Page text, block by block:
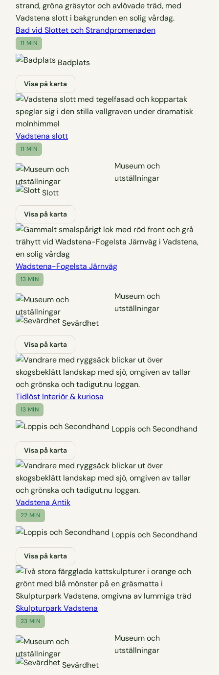
Bad vid Slottet och Strandpromenaden
11 MIN
Badplats
Visa på karta
Vadstena slott
11 MIN
Museum och
utställningar
Slott
Visa på karta
Wadstena-Fogelsta Järnväg
13 MIN
Museum och
utställningar
Sevärdhet
Visa på karta
Tidlöst Interiör & kuriosa
13 MIN
Loppis och Secondhand
Visa på karta
Vadstena Antik
22 MIN
Loppis och Secondhand
Visa på karta
Skulpturpark Vadstena
23 MIN
Museum och
utställningar
Sevärdhet